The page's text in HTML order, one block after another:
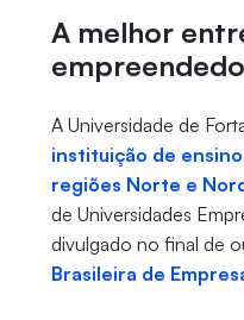
A melhor
A Universidade de
instituição de
regiões Norte e
de Universidades
divulgado no final de
Brasileira de